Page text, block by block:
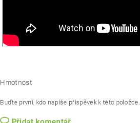
Hmotnost
Buďte první, kdo napíše příspěvek k této položce.